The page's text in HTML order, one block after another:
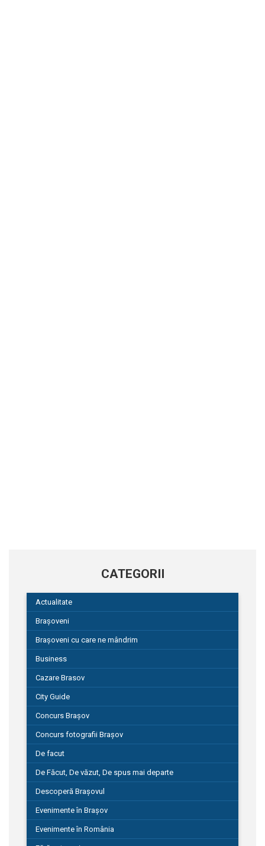
CATEGORII
Actualitate
Brașoveni
Brașoveni cu care ne mândrim
Business
Cazare Brasov
City Guide
Concurs Brașov
Concurs fotografii Brașov
De facut
De Făcut, De văzut, De spus mai departe
Descoperă Brașovul
Evenimente în Brașov
Evenimente în România